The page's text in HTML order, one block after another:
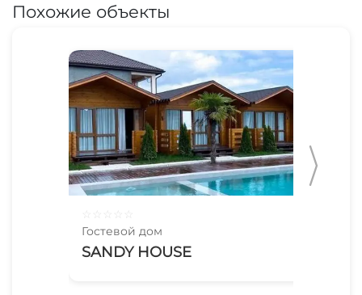
Похожие объекты
Гостевой дом
SANDY HOUSE